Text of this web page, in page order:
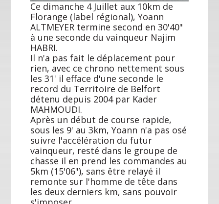
Ce dimanche 4 Juillet aux 10km de
Florange (label régional), Yoann
ALTMEYER termine second en 30'40"
à une seconde du vainqueur Najim
HABRI.
Il n'a pas fait le déplacement pour
rien, avec ce chrono nettement sous
les 31' il efface d'une seconde le
record du Territoire de Belfort
détenu depuis 2004 par Kader
MAHMOUDI.
Après un début de course rapide,
sous les 9' au 3km, Yoann n'a pas osé
suivre l'accélération du futur
vainqueur, resté dans le groupe de
chasse il en prend les commandes au
5km (15'06"), sans être relayé il
remonte sur l'homme de tête dans
les deux derniers km, sans pouvoir